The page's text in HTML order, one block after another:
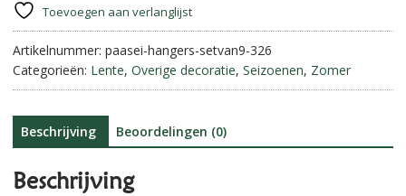
Veren
en
jute
touw
||
van
9.
aantal
n
a
t
i
:
Toevoegen aan verlanglijst
Artikelnummer: paasei-hangers-setvan9-326
Categorieën: Lente, Overige decoratie, Seizoenen, Zomer
Beschrijving Beoordelingen (0)
Beschrijving